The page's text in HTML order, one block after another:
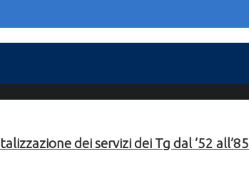
dei servizi dei Tg dal ’52 all’85